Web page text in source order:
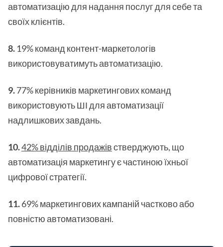
автоматизацію для надання послуг для себе та
своїх клієнтів.
8. 19% команд контент-маркетологів
використовуватимуть автоматизацію.
9.77% керівників маркетингових команд
використовують ШІ для автоматизації
надлишкових завдань.
10.42% відділів продажівстверджують, що
автоматизація маркетингу є частиною їхньої
цифрової стратегії.
11.69% маркетингових кампаній частково або
повністю автоматизовані.